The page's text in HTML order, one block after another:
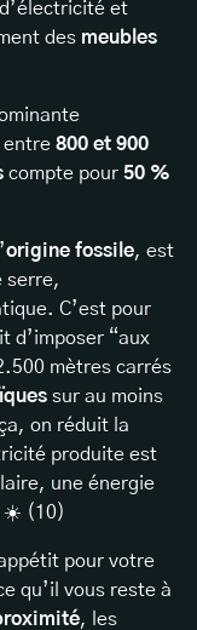
et
des meubles
entre 800 et 900
compte pour 50 %
origine fossile, est
serre,
C’est pour
d’imposer “aux
mètres carrés
sur au moins
on réduit la
produite est
une énergie
☀️ (10)
pour votre
qu’il vous reste à
, les